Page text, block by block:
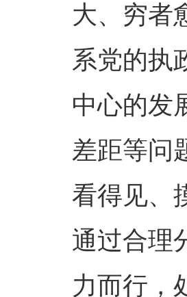
大、穷者
系党的执
中心的发
差距等问
看得见、
通过合理
力而行，